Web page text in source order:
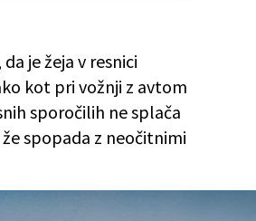
je žeja v resnici
kot pri vožnji z avtom
sporočilih ne splača
spopada z neočitnimi